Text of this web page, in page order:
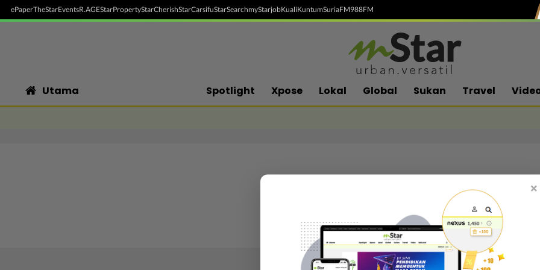
ePaperTheStarEventsR.AGEStarPropertyStarCherishStarCarsifuStarSearchmyStarjobKualiKuntumSuriaFM988FM
Utama Spotlight Xpose Lokal Global Sukan Travel
Follow media sosial kami
×